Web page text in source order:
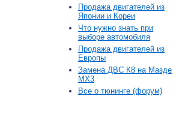
Продажа двигателей из
Японии и Кореи
Что нужно знать при
выборе автомобиля
Продажа двигателей из
Европы
Замена ДВС К8 на Мазде
MX3
Все о тюнинге (форум)